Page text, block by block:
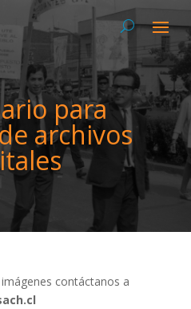
para
archivos
contáctanos a